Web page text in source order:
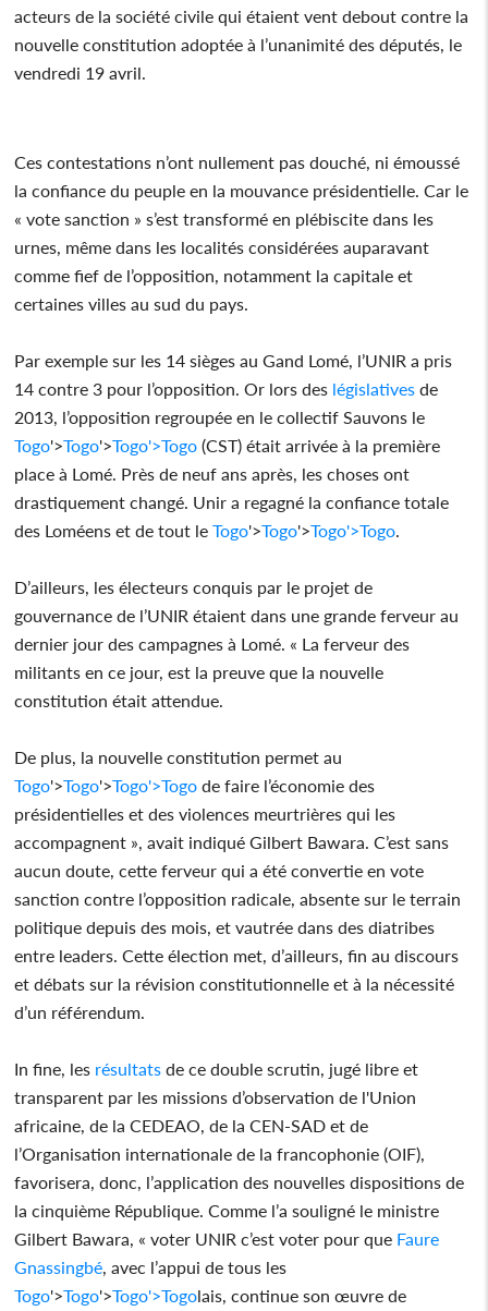
acteurs de la société civile qui étaient vent debout contre la
nouvelle constitution adoptée à l’unanimité des députés, le
vendredi 19 avril.
Ces contestations n’ont nullement pas douché, ni émoussé
la confiance du peuple en la mouvance présidentielle. Car le
« vote sanction » s’est transformé en plébiscite dans les
urnes, même dans les localités considérées auparavant
comme fief de l’opposition, notamment la capitale et
certaines villes au sud du pays.
Par exemple sur les 14 sièges au Gand Lomé, l’UNIR a pris
14 contre 3 pour l’opposition. Or lors des législatives de
2013, l’opposition regroupée en le collectif Sauvons le
Togo'>Togo'>Togo'>Togo (CST) était arrivée à la première
place à Lomé. Près de neuf ans après, les choses ont
drastiquement changé. Unir a regagné la confiance totale
des Loméens et de tout leTogo'>Togo'>Togo'>Togo
D’ailleurs, les électeurs conquis par le projet de
gouvernance de l’UNIR étaient dans une grande ferveur au
dernier jour des campagnes à Lomé. « La ferveur des
militants en ce jour, est la preuve que la nouvelle
constitution était attendue.
De plus, la nouvelle constitution permet au
Togo'>Togo'>Togo'>Togo de faire l’économie des
présidentielles et des violences meurtrières qui les
accompagnent », avait indiqué Gilbert Bawara. C’est sans
aucun doute, cette ferveur qui a été convertie en vote
sanction contre l’opposition radicale, absente sur le terrain
politique depuis des mois, et vautrée dans des diatribes
entre leaders. Cette élection met, d’ailleurs, fin au discours
et débats sur la révision constitutionnelle et à la nécessité
d’un référendum.
In fine, les résultats de ce double scrutin, jugé libre et
transparent par les missions d’observation de l'Union
africaine, de la CEDEAO, de la CEN-SAD et de
l’Organisation internationale de la francophonie (OIF),
favorisera, donc, l’application des nouvelles dispositions de
la cinquième République. Comme l’a souligné le ministre
Gilbert Bawara, « voter UNIR c’est voter pour que Faure
Gnassingbé , avec l’appui de tous les
Togo'>Togo'>Togo'>Togolais, continue son œuvre de